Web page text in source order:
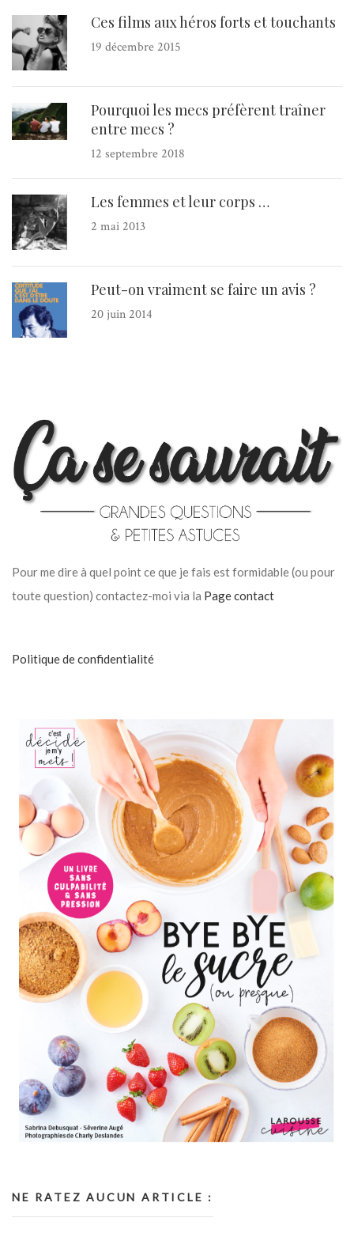
Ces films aux héros forts et touchants
19 décembre 2015
Pourquoi les mecs préfèrent traîner
entre mecs ?
12 septembre 2018
Les femmes et leur corps …
2 mai 2013
Peut-on vraiment se faire un avis ?
20 juin 2014
Pour me dire à quel point ce que je fais est formidable (ou pour
toute question) contactez-moi via la Page contact
Politique de confidentialité
NE RATEZ AUCUN ARTICLE :